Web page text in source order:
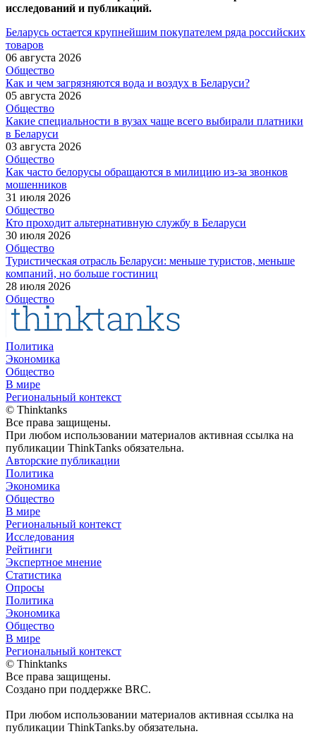
исследований и публикаций.
Беларусь остается крупнейшим покупателем ряда российских
товаров
06 августа 2026
Общество
Как и чем загрязняются вода и воздух в Беларуси?
05 августа 2026
Общество
Какие специальности в вузах чаще всего выбирали платники
в Беларуси
03 августа 2026
Общество
Как часто белорусы обращаются в милицию из-за звонков
мошенников
31 июля 2026
Общество
Кто проходит альтернативную службу в Беларуси
30 июля 2026
Общество
Туристическая отрасль Беларуси: меньше туристов, меньше
компаний, но больше гостиниц
28 июля 2026
Общество
Политика
Экономика
Общество
В мире
Региональный контекст
© Thinktanks
Все права защищены.
При любом использовании материалов активная ссылка на
публикации ThinkTanks обязательна.
Авторские публикации
Политика
Экономика
Общество
В мире
Региональный контекст
Исследования
Рейтинги
Экспертное мнение
Статистика
Опросы
Политика
Экономика
Общество
В мире
Региональный контекст
© Thinktanks
Все права защищены.
Создано при поддержке BRC.
При любом использовании материалов активная ссылка на
публикации ThinkTanks.by обязательна.